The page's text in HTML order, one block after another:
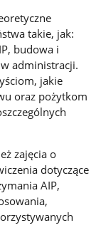
takie, jak:
budowa i
administracji.
jakie
oraz pożytkom
zajęcia o
dotyczące
AIP,